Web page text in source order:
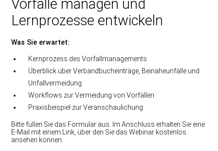
Vorfälle managen und
Lernprozesse entwickeln
Was Sie erwartet:
Kernprozess des Vorfallmanagements
Überblick über Verbandbucheinträge, Beinaheunfälle und
Unfallvermeidung
Workflows zur Vermeidung von Vorfällen
Praxisbeispiel zur Veranschaulichung
Bitte füllen Sie das Formular aus. Im Anschluss erhalten Sie eine
E-Mail mit einem Link, über den Sie das Webinar kostenlos
ansehen können.